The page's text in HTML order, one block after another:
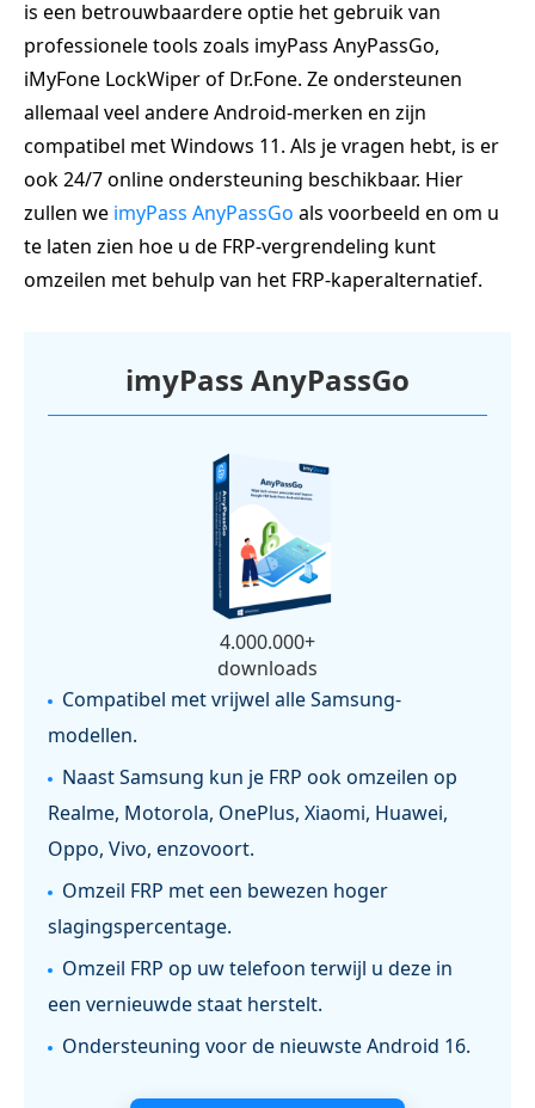
is een betrouwbaardere optie het gebruik van
professionele tools zoals imyPass AnyPassGo,
iMyFone LockWiper of Dr.Fone. Ze ondersteunen
allemaal veel andere Android-merken en zijn
compatibel met Windows 11. Als je vragen hebt, is er
ook 24/7 online ondersteuning beschikbaar. Hier
zullen we imyPass AnyPassGo als voorbeeld en om u
te laten zien hoe u de FRP-vergrendeling kunt
omzeilen met behulp van het FRP-kaperalternatief.
imyPass AnyPassGo
4.000.000+
downloads
Compatibel met vrijwel alle Samsung-
modellen.
Naast Samsung kun je FRP ook omzeilen op
Realme, Motorola, OnePlus, Xiaomi, Huawei,
Oppo, Vivo, enzovoort.
Omzeil FRP met een bewezen hoger
slagingspercentage.
Omzeil FRP op uw telefoon terwijl u deze in
een vernieuwde staat herstelt.
Ondersteuning voor de nieuwste Android 16.